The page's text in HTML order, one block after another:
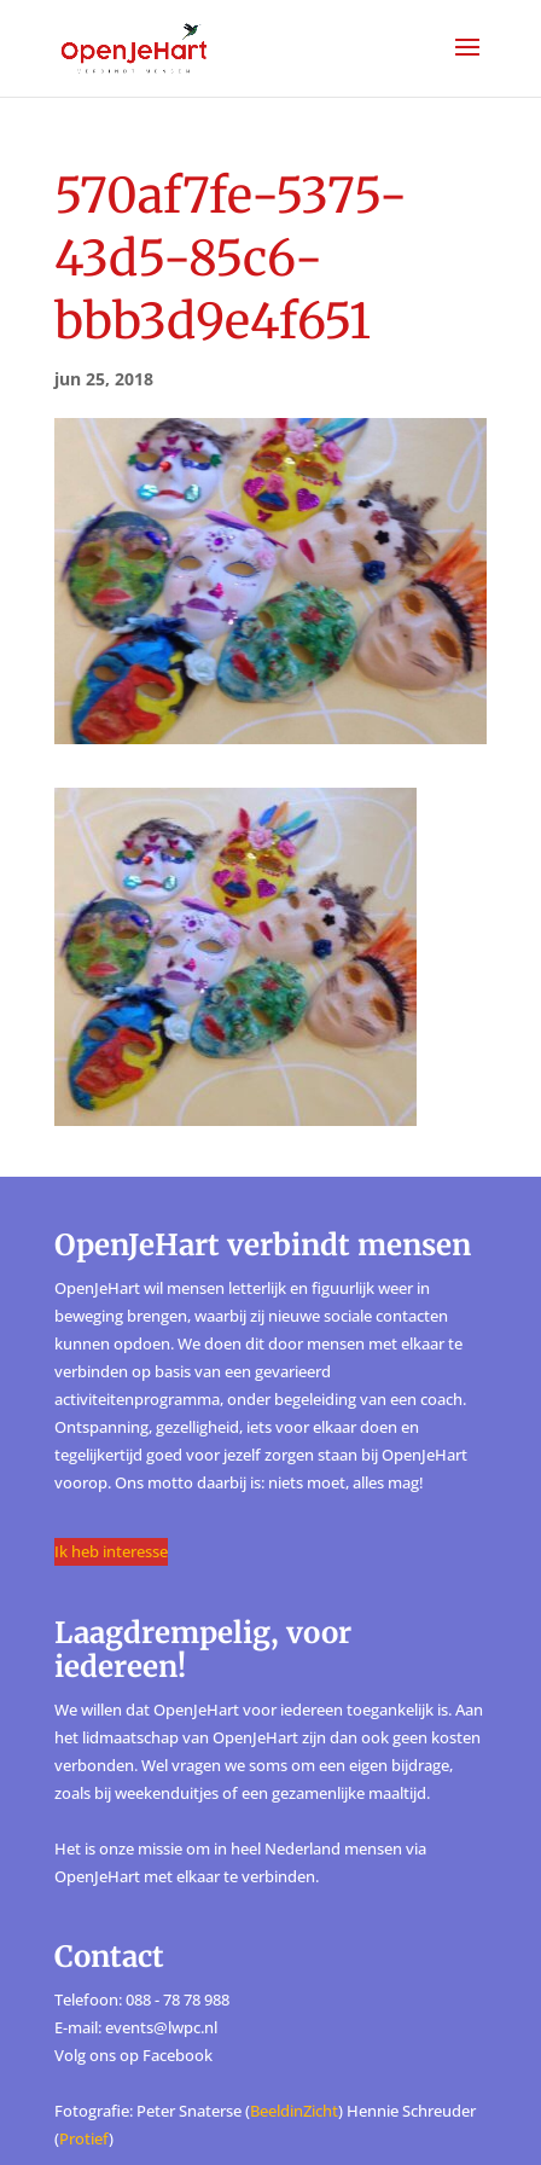
570af7fe-5375-
43d5-85c6-
bbb3d9e4f651
jun 25, 2018
OpenJeHart verbindt mensen
OpenJeHart wil mensen letterlijk en figuurlijk weer in
beweging brengen, waarbij zij nieuwe sociale contacten
kunnen opdoen. We doen dit door mensen met elkaar te
verbinden op basis van een gevarieerd
activiteitenprogramma, onder begeleiding van een coach.
Ontspanning, gezelligheid, iets voor elkaar doen en
tegelijkertijd goed voor jezelf zorgen staan bij OpenJeHart
voorop. Ons motto daarbij is: niets moet, alles mag!
Ik heb interesse
Laagdrempelig, voor
iedereen!
We willen dat OpenJeHart voor iedereen toegankelijk is. Aan
het lidmaatschap van OpenJeHart zijn dan ook geen kosten
verbonden. Wel vragen we soms om een eigen bijdrage,
zoals bij weekenduitjes of een gezamenlijke maaltijd.
Het is onze missie om in heel Nederland mensen via
OpenJeHart met elkaar te verbinden.
Contact
Telefoon: 088 - 78 78 988
E-mail: events@lwpc.nl
Volg ons op Facebook
Fotografie: Peter Snaterse (BeeldinZicht) Hennie Schreuder
(Protief)